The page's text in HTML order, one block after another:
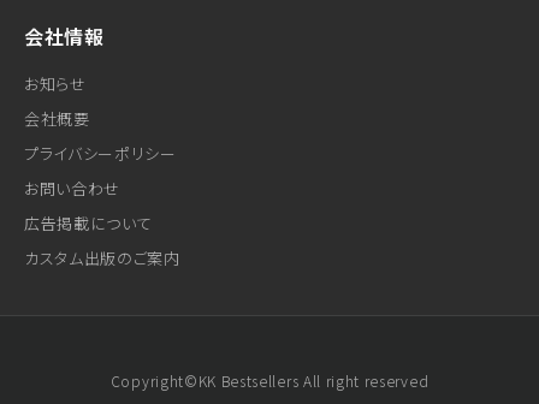
会社情報
お知らせ
会社概要
プライバシーポリシー
お問い合わせ
広告掲載について
カスタム出版のご案内
Copyright©KK Bestsellers All right reserved